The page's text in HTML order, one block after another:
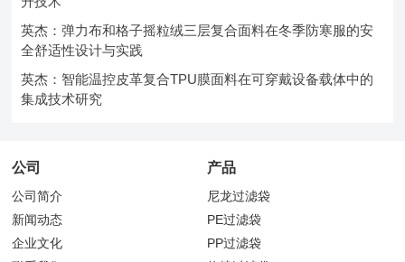
英杰：弹力布和格子摇粒绒三层复合面料在冬季防寒服的安
全舒适性设计与实践
英杰：智能温控皮革复合TPU膜面料在可穿戴设备载体中的
集成技术研究
公司
公司简介
新闻动态
企业文化
产品
尼龙过滤袋
PE过滤袋
PP过滤袋